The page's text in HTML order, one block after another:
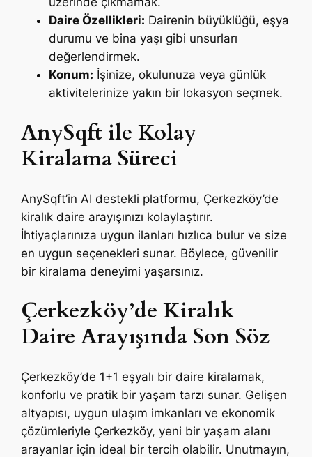
Daire Özellikleri: Dairenin büyüklüğü, eşya
durumu ve bina yaşı gibi unsurları
değerlendirmek.
Konum: İşinize, okulunuza veya günlük
aktivitelerinize yakın bir lokasyon seçmek.
AnySqft ile Kolay
Kiralama Süreci
AnySqft’in AI destekli platformu, Çerkezköy’de
kiralık daire arayışınızı kolaylaştırır.
İhtiyaçlarınıza uygun ilanları hızlıca bulur ve size
en uygun seçenekleri sunar. Böylece, güvenilir
bir kiralama deneyimi yaşarsınız.
Çerkezköy’de Kiralık
Daire Arayışında Son Söz
Çerkezköy’de 1+1 eşyalı bir daire kiralamak,
konforlu ve pratik bir yaşam tarzı sunar. Gelişen
altyapısı, uygun ulaşım imkanları ve ekonomik
çözümleriyle Çerkezköy, yeni bir yaşam alanı
arayanlar için ideal bir tercih olabilir. Unutmayın,